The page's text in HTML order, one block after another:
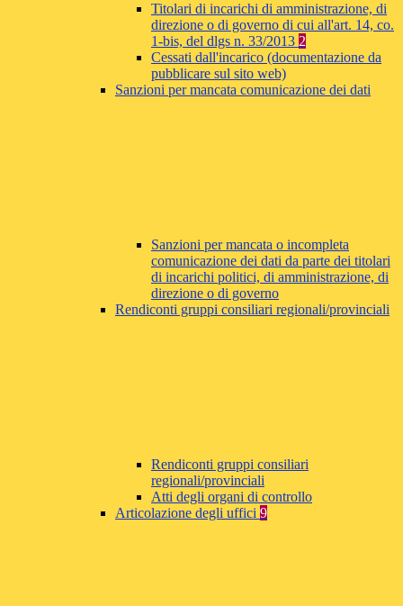
Titolari di incarichi di amministrazione, di
direzione o di governo di cui all'art. 14, co.
1-bis, del dlgs n. 33/2013 2
Cessati dall'incarico (documentazione da
pubblicare sul sito web)
Sanzioni per mancata comunicazione dei dati
Sanzioni per mancata o incompleta
comunicazione dei dati da parte dei titolari
di incarichi politici, di amministrazione, di
direzione o di governo
Rendiconti gruppi consiliari regionali/provinciali
Rendiconti gruppi consiliari
regionali/provinciali
Atti degli organi di controllo
Articolazione degli uffici 9